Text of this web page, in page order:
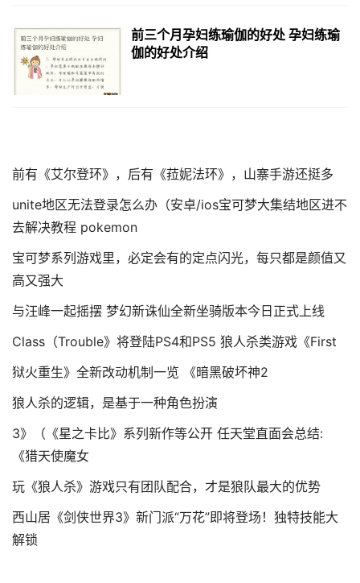
前三个月孕妇练瑜伽的好处 孕妇练瑜
伽的好处介绍
前有《艾尔登环》，后有《菈妮法环》，山寨手游还挺多
unite地区无法登录怎么办（安卓/ios宝可梦大集结地区进不
去解决教程 pokemon
宝可梦系列游戏里，必定会有的定点闪光，每只都是颜值又
高又强大
与汪峰一起摇摆 梦幻新诛仙全新坐骑版本今日正式上线
Class（Trouble》将登陆PS4和PS5 狼人杀类游戏《First
狱火重生》全新改动机制一览 《暗黑破坏神2
狼人杀的逻辑，是基于一种角色扮演
3》（《星之卡比》系列新作等公开 任天堂直面会总结:
《猎天使魔女
玩《狼人杀》游戏只有团队配合，才是狼队最大的优势
西山居《剑侠世界3》新门派“万花”即将登场！独特技能大
解锁